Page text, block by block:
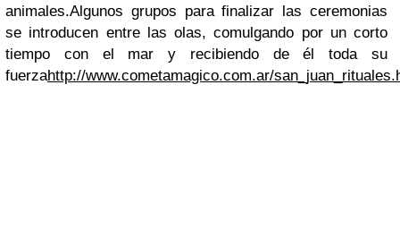
animales.Algunos grupos para finalizar las ceremonias
se introducen entre las olas, comulgando por un corto
tiempo con el mar y recibiendo de él toda su
fuerzahttp://www.cometamagico.com.ar/